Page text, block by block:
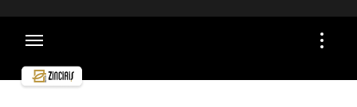
TOPTAN ALIŞVERİŞLER İÇİN İLETİŞİME GEÇİN